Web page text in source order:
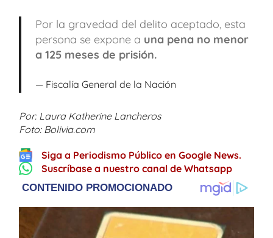
Por la gravedad del delito aceptado, esta
persona se expone a una pena no menor
a 125 meses de prisión.
Fiscalía General de la Nación
Por: Laura Katherine Lancheros
Foto: Bolivia.com
Siga a Periodismo Público en Google News.
Suscríbase a nuestro canal de Whatsapp